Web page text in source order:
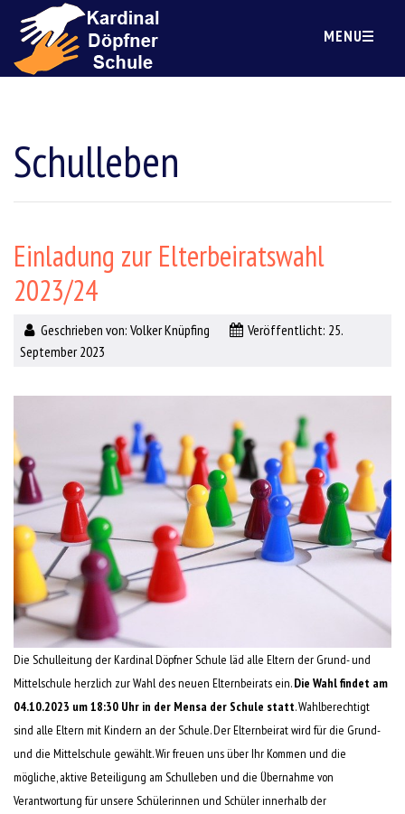
MENU
Schulleben
Einladung zur Elterbeiratswahl
2023/24
Geschrieben von: Volker Knüpfing
Veröffentlicht: 25.
September 2023
Die Schulleitung der Kardinal Döpfner Schule läd alle Eltern der Grund- und
Mittelschule herzlich zur Wahl des neuen Elternbeirats ein.Die Wahl findet am
04.10.2023 um 18:30 Uhr in der Mensa der Schule statt. Wahlberechtigt
sind alle Eltern mit Kindern an der Schule. Der Elternbeirat wird für die Grund-
und die Mittelschule gewählt. Wir freuen uns über Ihr Kommen und die
mögliche, aktive Beteiligung am Schulleben und die Übernahme von
Verantwortung für unsere Schülerinnen und Schüler innerhalb der